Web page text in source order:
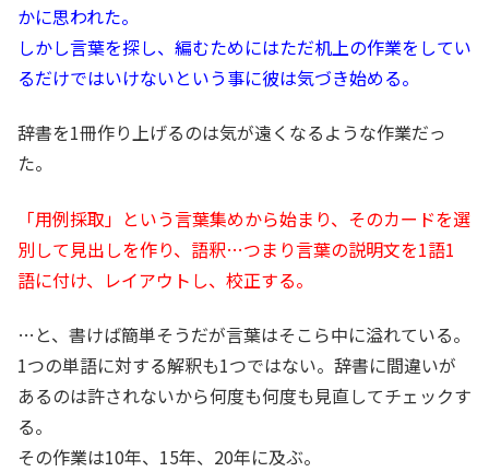
かに思われた。
しかし言葉を探し、編むためにはただ机上の作業をしてい
るだけではいけないという事に彼は気づき始める。
辞書を1冊作り上げるのは気が遠くなるような作業だっ
た。
「用例採取」という言葉集めから始まり、そのカードを選
別して見出しを作り、語釈…つまり言葉の説明文を1語1
語に付け、レイアウトし、校正する。
…と、書けば簡単そうだが言葉はそこら中に溢れている。
1つの単語に対する解釈も1つではない。辞書に間違いが
あるのは許されないから何度も何度も見直してチェックす
る。
その作業は10年、15年、20年に及ぶ。